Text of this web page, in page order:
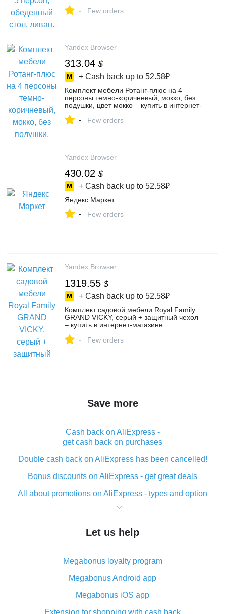
интернет-магазине Ваш Ритейл на
- Few orders
Yandex Browser
313.04 $
+ Cash back up to 52.58₽
Комплект мебели Ротанг-плюс на 4
персоны темно-коричневый, мокко, без
подушки, цвет мокко – купить в интернет-
103488001692
- Few orders
Yandex Browser
430.02 $
+ Cash back up to 52.58₽
Яндекс Маркет
- Few orders
Yandex Browser
1319.55 $
+ Cash back up to 52.58₽
Комплект садовой мебели Royal Family
GRAND VICKY, серый + защитный чехол
– купить в интернет-магазине
№ 1 на Яндекс Маркете, 4401862764
- Few orders
Save more
Cash back on AliExpress -
get cash back on purchases
Double cash back on AliExpress has been cancelled!
Bonus discounts on AliExpress - get great deals
All about promotions on AliExpress - types and option
What is cash back when making purchases on
The best place to download cash back for AliExpress
What is the AliExpress cash back plugin and what are
its advantages
Cash back from the AliExpress mobile app -
advantages of the plugin
Let us help
Megabonus loyalty program
Megabonus Android app
Megabonus iOS app
Extension for shopping with cash back